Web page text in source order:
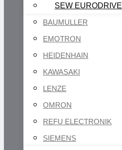
SEW EURODRIVE
BAUMULLER
EMOTRON
HEIDENHAIN
KAWASAKI
LENZE
OMRON
REFU ELECTRONIK
SIEMENS